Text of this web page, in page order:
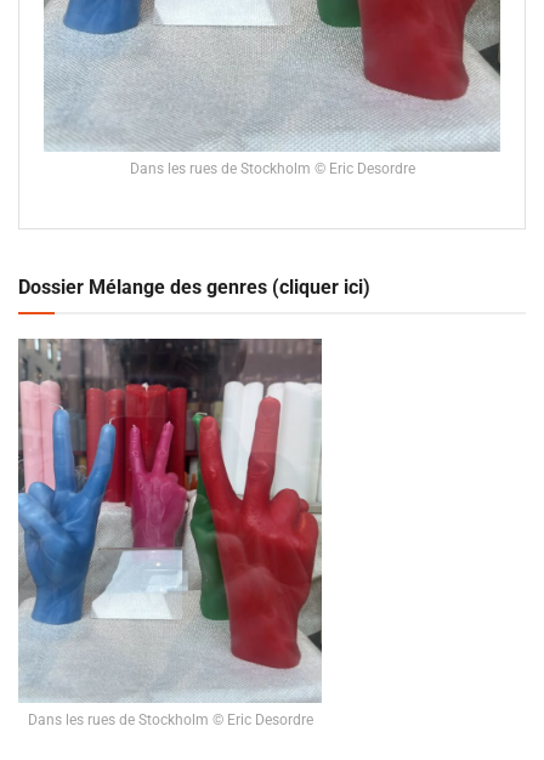
Dans les rues de Stockholm © Eric Desordre
Dossier Mélange des genres (cliquer ici)
Dans les rues de Stockholm © Eric Desordre